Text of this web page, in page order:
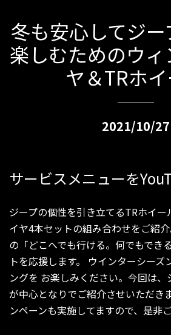
冬も安心してジ
楽しむためのウ
ヤ＆TRホ
2021/10/27
サービスメニューを
ジープの個性を引き⽴てるTRホイー
イヤ4本セットの組み合わせをご紹
の「どこへでも行ける。何でもでき
トを応援します。 ウインターシー
ングを お楽しみください。今回は
が中心となりでご紹介させいただき
ンペーンも実施してますので、是非